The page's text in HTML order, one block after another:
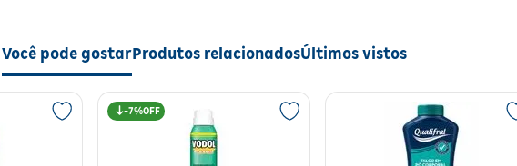
Tipo: Talco para pés
Fragrância: Canforado
Área de Aplicação: Pés
Conteúdo: 100 g
Linha: Rio Sport
secos, protegidos e com uma agradável sensação de frescor. A fórmula antisséptica
após o banho ou sempre que sentir necessidade. Use diariamente para melhor
Você pode gostarProdutos relacionadosÚltimos vistos
7%